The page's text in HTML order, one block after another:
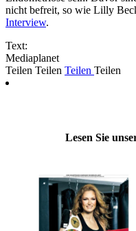
nicht befreit, so wie Lilly
Interview.
Text:
Mediaplanet
Teilen Teilen Teilen Teilen
Lesen Sie